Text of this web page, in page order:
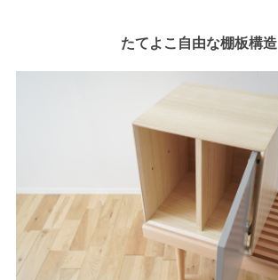
たてよこ自由な棚板構造